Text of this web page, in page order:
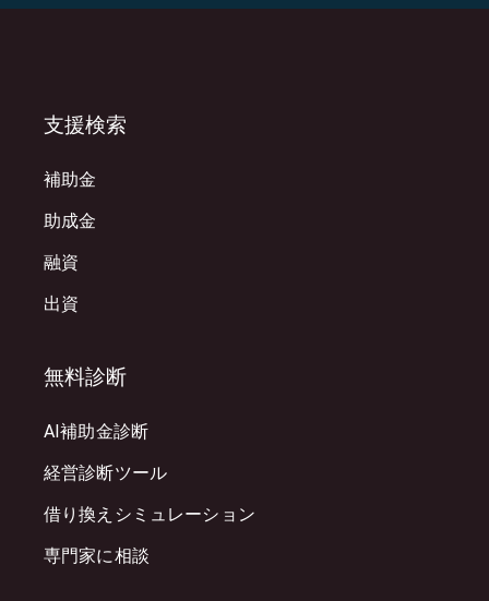
支援検索
補助金
助成金
融資
出資
無料診断
AI補助金診断
経営診断ツール
借り換えシミュレーション
専門家に相談